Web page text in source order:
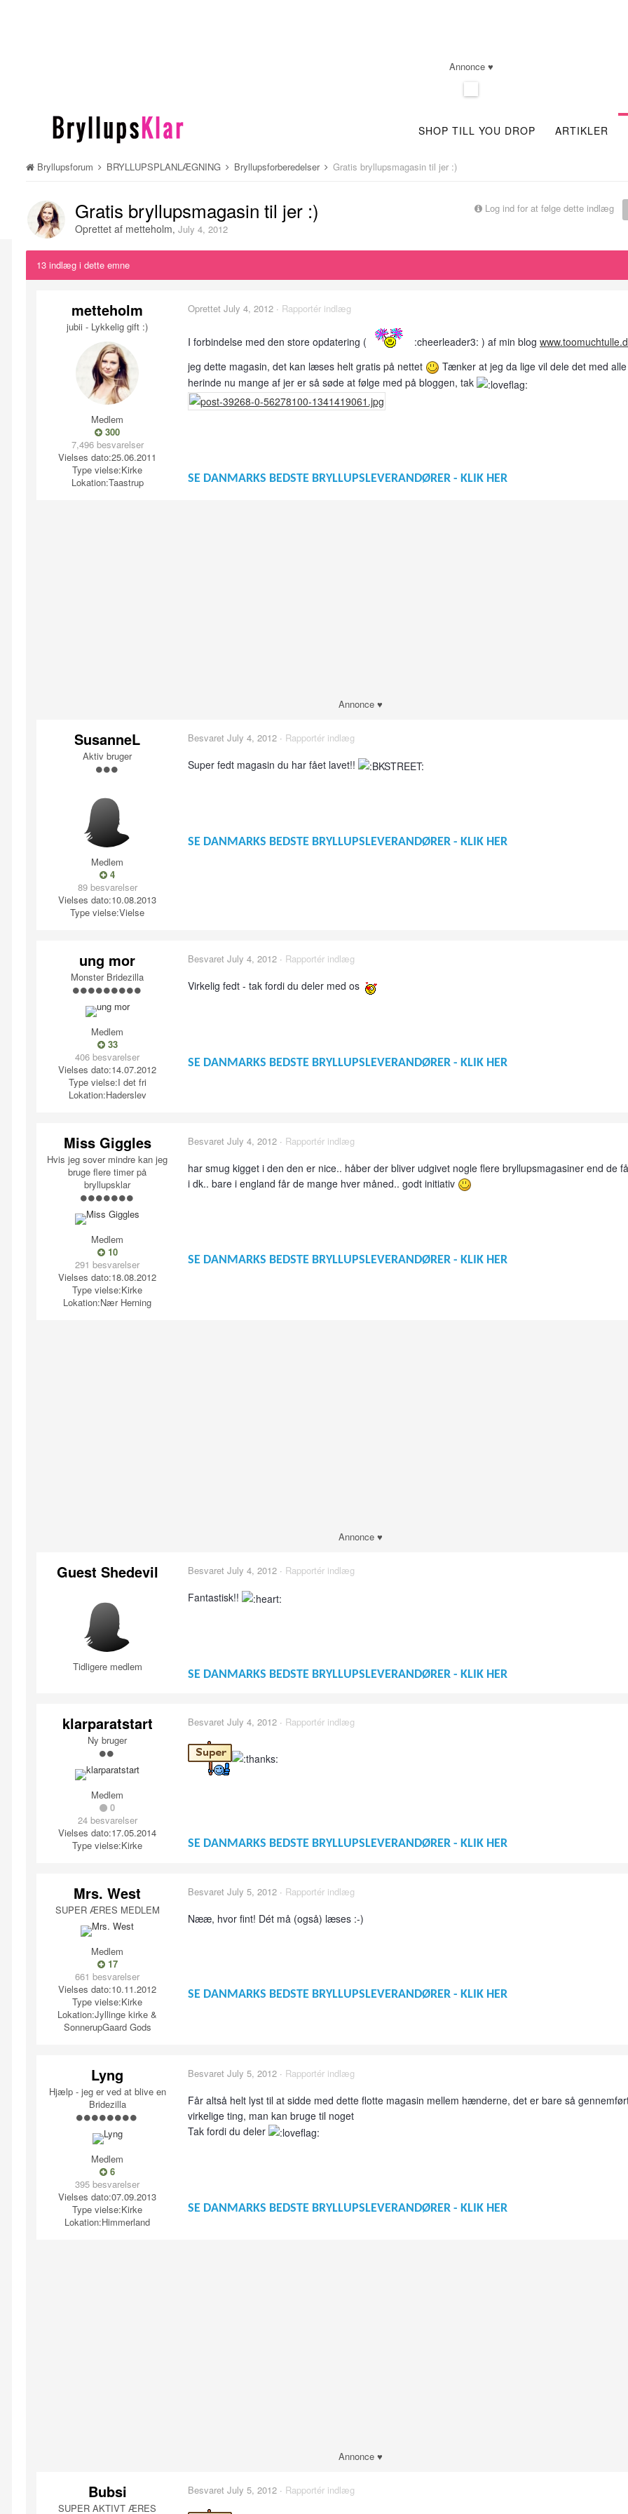
Annonce ♥
SHOP TILL YOU DROP ARTIKLER
Bryllupsforum BRYLLUPSPLANLÆGNING Bryllupsforberedelser Gratis bryllupsmagasin til jer :)
Log ind for at følge dette indlæg
Gratis bryllupsmagasin til jer :)
Oprettet af metteholm, July 4, 2012
13 indlæg i dette emne
metteholm
jubii - Lykkelig gift :)
Medlem
300
7,496 besvarelser
Vielses dato:25.06.2011
Type vielse:Kirke
Lokation:Taastrup
Oprettet July 4, 2012 · Rapportér indlæg
I forbindelse med den store opdatering ( :cheerleader3: ) af min blog
jeg dette magasin, det kan læses helt gratis på nettet
Tænker at jeg da lige vil dele det med
herinde nu mange af jer er så søde at følge med på bloggen, tak
SE DANMARKS BEDSTE BRYLLUPSLEVERANDØRER - KLIK HER
Annonce ♥
SusanneL
Aktiv bruger
Medlem
4
89 besvarelser
Vielses dato:10.08.2013
Type vielse:Vielse
Besvaret July 4, 2012 · Rapportér indlæg
Super fedt magasin du har fået lavet!!
SE DANMARKS BEDSTE BRYLLUPSLEVERANDØRER - KLIK HER
ung mor
Monster Bridezilla
Medlem
33
406 besvarelser
Vielses dato:14.07.2012
Type vielse:I det fri
Lokation:Haderslev
Besvaret July 4, 2012 · Rapportér indlæg
Virkelig fedt - tak fordi du deler med os
SE DANMARKS BEDSTE BRYLLUPSLEVERANDØRER - KLIK HER
Miss Giggles
Hvis jeg sover mindre kan jeg
bruge flere timer på
bryllupsklar
Medlem
10
291 besvarelser
Vielses dato:18.08.2012
Type vielse:Kirke
Lokation:Nær Herning
Besvaret July 4, 2012 · Rapportér indlæg
har smug kigget i den den er nice.. håber der bliver udgivet nogle flere bryllupsmagasiner end de
i dk.. bare i england får de mange hver måned.. godt initiativ
SE DANMARKS BEDSTE BRYLLUPSLEVERANDØRER - KLIK HER
Annonce ♥
Guest Shedevil
Tidligere medlem
Besvaret July 4, 2012 · Rapportér indlæg
Fantastisk!!
SE DANMARKS BEDSTE BRYLLUPSLEVERANDØRER - KLIK HER
klarparatstart
Ny bruger
Medlem
0
24 besvarelser
Vielses dato:17.05.2014
Type vielse:Kirke
Besvaret July 4, 2012 · Rapportér indlæg
SE DANMARKS BEDSTE BRYLLUPSLEVERANDØRER - KLIK HER
Mrs. West
SUPER ÆRES MEDLEM
Medlem
17
661 besvarelser
Vielses dato:10.11.2012
Type vielse:Kirke
Lokation:Jyllinge kirke &
SonnerupGaard Gods
Besvaret July 5, 2012 · Rapportér indlæg
Nææ, hvor fint! Dét må (også) læses :-)
SE DANMARKS BEDSTE BRYLLUPSLEVERANDØRER - KLIK HER
Lyng
Hjælp - jeg er ved at blive en
Bridezilla
Medlem
6
395 besvarelser
Vielses dato:07.09.2013
Type vielse:Kirke
Lokation:Himmerland
Besvaret July 5, 2012 · Rapportér indlæg
Får altså helt lyst til at sidde med dette flotte magasin mellem hænderne, det er bare så
virkelige ting, man kan bruge til noget
Tak fordi du deler
SE DANMARKS BEDSTE BRYLLUPSLEVERANDØRER - KLIK HER
Annonce ♥
Bubsi
SUPER AKTIVT ÆRES
Besvaret July 5, 2012 · Rapportér indlæg